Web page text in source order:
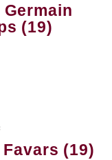
(19)
Favars (19)